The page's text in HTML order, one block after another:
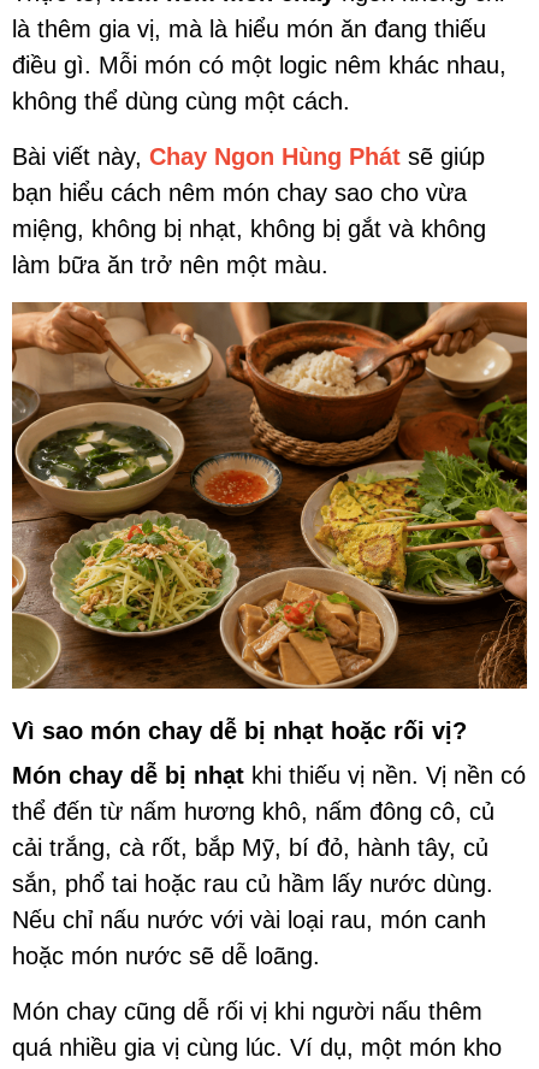
là thêm gia vị, mà là hiểu món ăn đang thiếu
điều gì. Mỗi món có một logic nêm khác nhau,
không thể dùng cùng một cách.
Bài viết này, Chay Ngon Hùng Phát sẽ giúp
bạn hiểu cách nêm món chay sao cho vừa
miệng, không bị nhạt, không bị gắt và không
làm bữa ăn trở nên một màu.
Vì sao món chay dễ bị nhạt hoặc rối vị?
Món chay dễ bị nhạt khi thiếu vị nền. Vị nền có
thể đến từ nấm hương khô, nấm đông cô, củ
cải trắng, cà rốt, bắp Mỹ, bí đỏ, hành tây, củ
sắn, phổ tai hoặc rau củ hầm lấy nước dùng.
Nếu chỉ nấu nước với vài loại rau, món canh
hoặc món nước sẽ dễ loãng.
Món chay cũng dễ rối vị khi người nấu thêm
quá nhiều gia vị cùng lúc. Ví dụ, một món kho